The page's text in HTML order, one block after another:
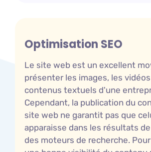
Optimisation SEO
Le site web est un excellent
présenter les images, les
contenus textuels d'une
Cependant, la publication du
site web ne garantit pas que
apparaisse dans les résultats
des moteurs de recherche.